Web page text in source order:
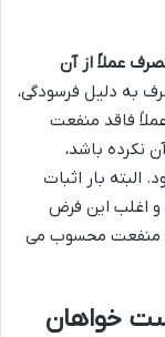
عملاً از آن
به دلیل فرسودگی،
فاقد منفعت
نکرده باشد،
البته بار اثبات
اغلب این فرض
منفعت محسوب می
خواهان